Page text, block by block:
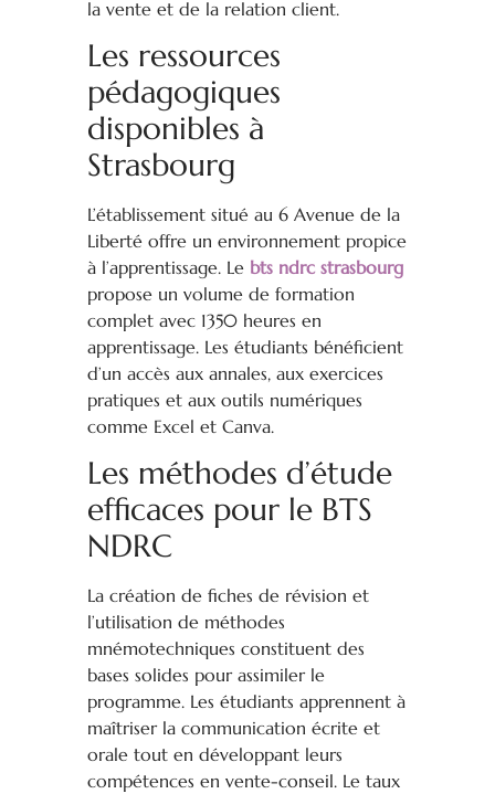
la vente et de la relation client.
Les ressources
pédagogiques
disponibles à
Strasbourg
L’établissement situé au 6 Avenue de la
Liberté offre un environnement propice
à l’apprentissage. Le bts ndrc strasbourg
propose un volume de formation
complet avec 1350 heures en
apprentissage. Les étudiants bénéficient
d’un accès aux annales, aux exercices
pratiques et aux outils numériques
comme Excel et Canva.
Les méthodes d’étude
efficaces pour le BTS
NDRC
La création de fiches de révision et
l’utilisation de méthodes
mnémotechniques constituent des
bases solides pour assimiler le
programme. Les étudiants apprennent à
maîtriser la communication écrite et
orale tout en développant leurs
compétences en vente-conseil. Le taux